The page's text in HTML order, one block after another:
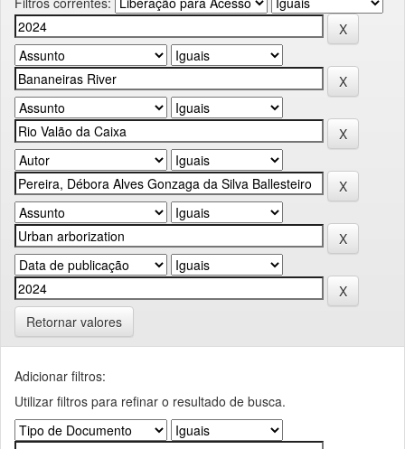
Retornar valores
Adicionar filtros:
Utilizar filtros para refinar o resultado de busca.